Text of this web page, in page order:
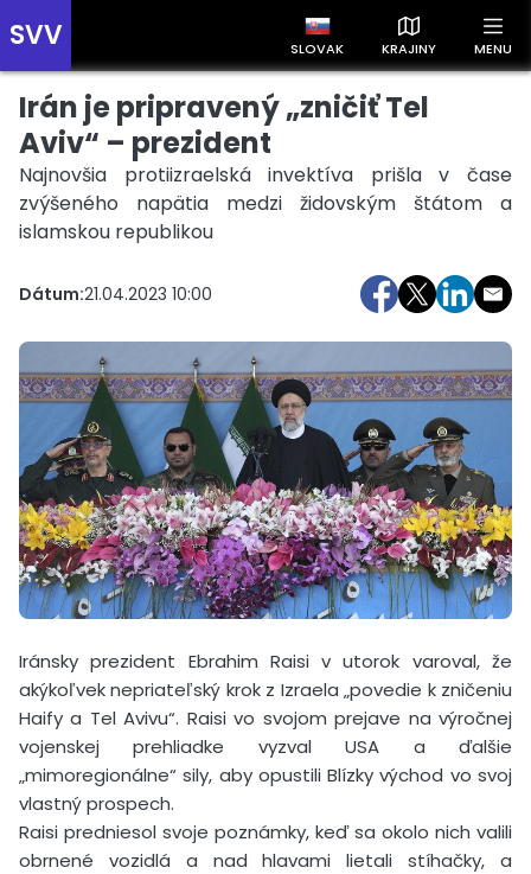
SVV SLOVAK KRAJINY MENU
Prehľad správ podľa krajín
Zobrazte si správy rozdelené podľa krajín a získajte rýchly
prehľad o dianí vo svete.
Slovensko Česko Maďarsko
Irán je pripravený „zničiť Tel
Aviv“ – prezident
Najnovšia protiizraelská invektíva prišla v čase
zvýšeného napätia medzi židovským štátom a
islamskou republikou
Dátum:21.04.2023 10:00
Iránsky prezident Ebrahim Raisi v utorok varoval, že
akýkoľvek nepriateľský krok z Izraela „povedie k zničeniu
Haify a Tel Avivu“. Raisi vo svojom prejave na výročnej
vojenskej prehliadke vyzval USA a ďalšie
„mimoregionálne“ sily, aby opustili Blízky východ vo svoj
vlastný prospech.
Raisi predniesol svoje poznámky, keď sa okolo nich valili
obrnené vozidlá a nad hlavami lietali stíhačky, a